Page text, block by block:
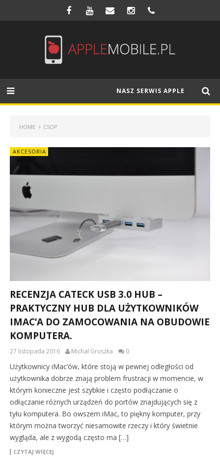
NASZ SERWIS APPLE
HOME CSOP
AKCESORIA
RECENZJA CATECK USB 3.0 HUB –
PRAKTYCZNY HUB DLA UŻYTKOWNIKÓW
IMAC’A DO ZAMOCOWANIA NA OBUDOWIE
KOMPUTERA.
27 listopada 2016 Michał Gruszka 0
Użytkownicy iMac’ów, które stoją w pewnej odległości od
użytkownika dobrze znają problem frustracji w momencie, w
którym konieczne jest szybkie i często podłączanie o
odłączanie różnych urządzeń do portów znajdujących się z
tyłu komputera. Bo owszem iMac, to piękny komputer, przy
którym można tworzyć niesamowite rzeczy i który świetnie
wygląda, ale z wygodą często ma […]
CZYTAJ WIĘCEJ